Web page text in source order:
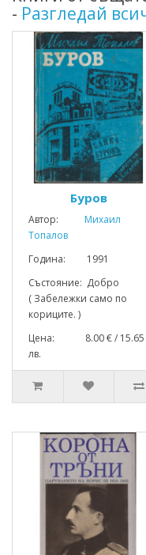
- Разгледай
Буров
Автор:
Михаил
Топалов
Година: 1991
Състояние: Добро
( Забележки само по
кориците. )
Цена: 8.00 € / 15.65
лв.